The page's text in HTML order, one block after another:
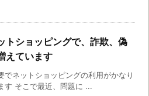
トショッピングで、詐欺、偽
えています
でネットショッピングの利用がかなり
す そこで最近、問題に ...